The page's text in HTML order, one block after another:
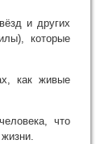
и других
которые
как живые
что